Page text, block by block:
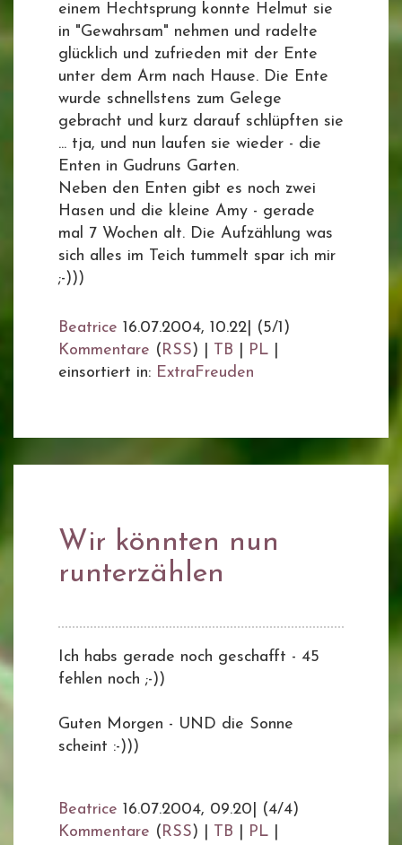
einem Hechtsprung konnte Helmut sie
in "Gewahrsam" nehmen und radelte
glücklich und zufrieden mit der Ente
unter dem Arm nach Hause. Die Ente
wurde schnellstens zum Gelege
gebracht und kurz darauf schlüpften sie
... tja, und nun laufen sie wieder - die
Enten in Gudruns Garten.
Neben den Enten gibt es noch zwei
Hasen und die kleine Amy - gerade
mal 7 Wochen alt. Die Aufzählung was
sich alles im Teich tummelt spar ich mir
;-)))
Beatrice 16.07.2004, 10.22
(5/1)
Kommentare (RSS) | TB PL
einsortiert in: ExtraFreuden
Wir könnten nun
runterzählen
Ich habs gerade noch geschafft - 45
fehlen noch ;-))
Guten Morgen - UND die Sonne
scheint :-)))
Beatrice 16.07.2004, 09.20
(4/4)
Kommentare (RSS) | TB PL